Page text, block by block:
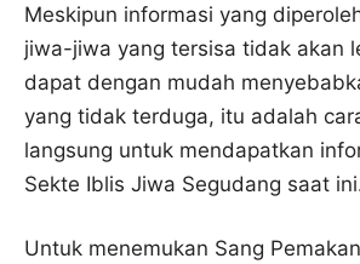
Meskipun informasi yang
jiwa-jiwa yang tersisa tidak akan
dapat dengan mudah
yang tidak terduga, itu adalah
langsung untuk mendapatkan
Sekte Iblis Jiwa Segudang saat
Untuk menemukan Sang